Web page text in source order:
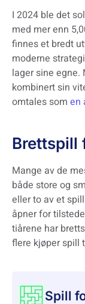
I 2024 ble det
med mer enn
finnes et bredt
moderne
lager sine egne.
kombinert sin
omtales som en
Brettspill
Mange av de
både store og
eller to av et
åpner for
tiårene har
flere kjøper spill
Spill